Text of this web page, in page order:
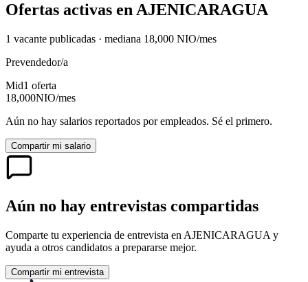
Ofertas activas en AJENICARAGUA
1 vacante publicadas · mediana 18,000 NIO/mes
Prevendedor/a
Mid1 oferta
18,000NIO/mes
Aún no hay salarios reportados por empleados. Sé el primero.
Compartir mi salario
Aún no hay entrevistas compartidas
Comparte tu experiencia de entrevista en AJENICARAGUA y
ayuda a otros candidatos a prepararse mejor.
Compartir mi entrevista